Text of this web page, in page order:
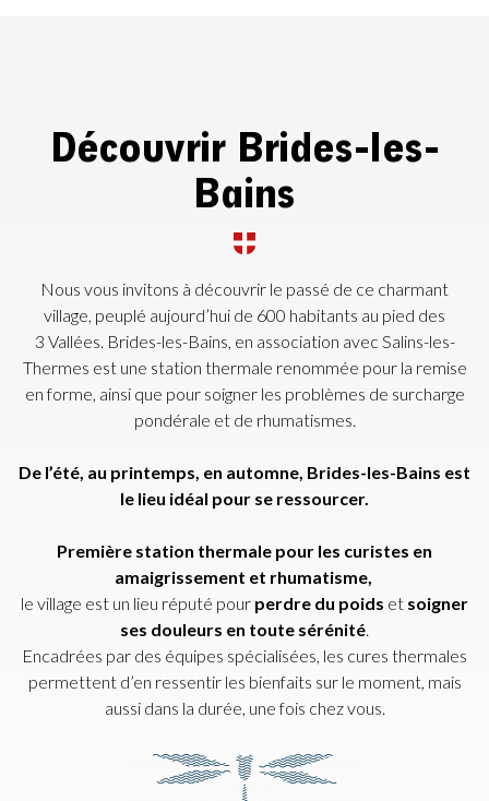
Découvrir Brides-les-
Bains
Nous vous invitons à découvrir le passé de ce charmant
village, peuplé aujourd’hui de 600 habitants au pied des
3 Vallées. Brides-les-Bains , en association avec Salins-les-
Thermes est une station thermale renommée pour la remise
en forme, ainsi que pour soigner les problèmes de surcharge
pondérale et de rhumatismes.
De l’été, au printemps, en automne, Brides-les-Bains est
le lieu idéal pour se ressourcer.
Première station thermale pour les curistes en
amaigrissement et rhumatisme,
le village est un lieu réputé pour perdre du poids et soigner
ses douleurs en toute sérénité
Encadrées par des équipes spécialisées, les cures thermales
permettent d’en ressentir les bienfaits sur le moment, mais
aussi dans la durée, une fois chez vous.